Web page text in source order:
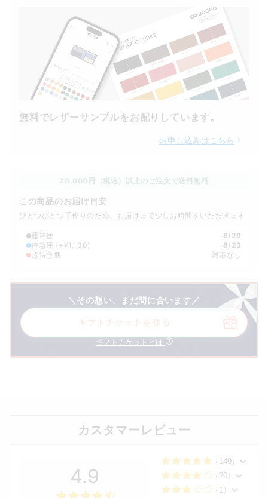
無料でレザーサンプルをお配りしています。
お申し込みはこちら
20,000円（税込）以上のご注文で送料無料
この商品のお届け目安
ひとつひとつ手作りのため、お届けまで少しお時間をいただきます
通常便
8/29
特急便 (+¥1,100)
8/23
超特急便
対応なし
＼その想い、まだ間に合います／
ギフトチケットを贈る
ギフトチケットとは
カスタマーレビュー
4.9
（149）
（20）
（1）